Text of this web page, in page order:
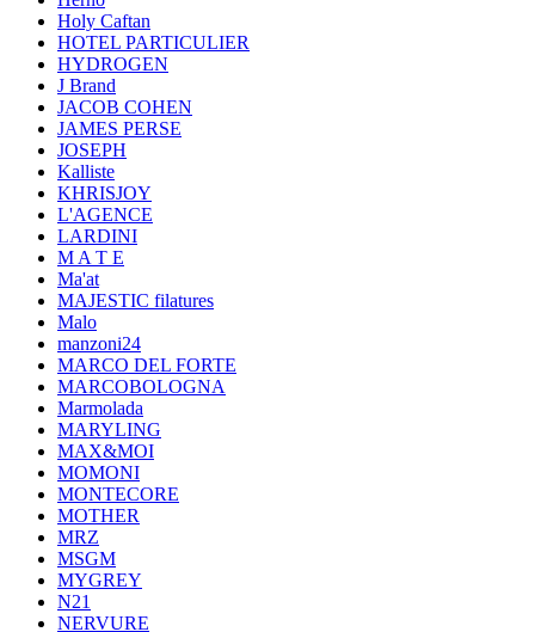
Holy Caftan
HOTEL PARTICULIER
HYDROGEN
J Brand
JACOB COHEN
JAMES PERSE
JOSEPH
Kalliste
KHRISJOY
L'AGENCE
LARDINI
M A T E
Ma'at
MAJESTIC filatures
Malo
manzoni24
MARCO DEL FORTE
MARCOBOLOGNA
Marmolada
MARYLING
MAX&MOI
MOMONI
MONTECORE
MOTHER
MRZ
MSGM
MYGREY
N21
NERVURE